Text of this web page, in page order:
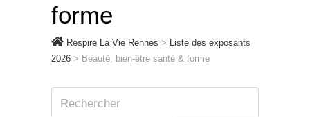
forme
Respire La Vie Rennes > Liste des exposants
2026 > Beauté, bien-être santé & forme